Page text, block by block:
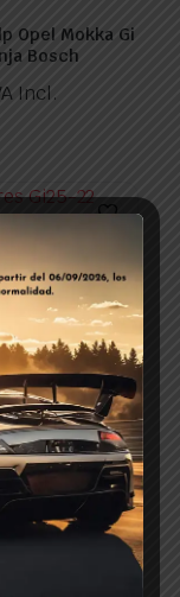
Opel Mokka Gi
Bosch
Incl.
22 Tap.
Incl.